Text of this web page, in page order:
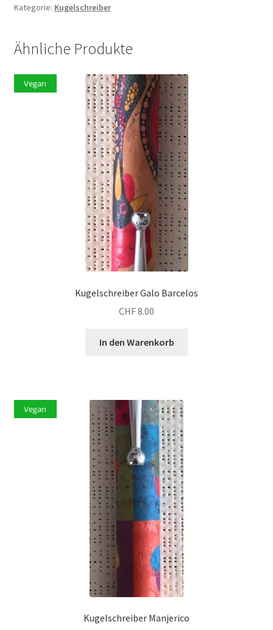
Kategorie: Kugelschreiber
Ähnliche Produkte
Vegan
Kugelschreiber Galo Barcelos
CHF8.00
In den Warenkorb
Vegan
Kugelschreiber Manjerico